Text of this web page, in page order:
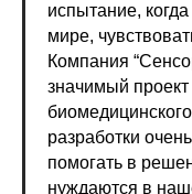
испытание,
мире,
Компания
значимый
разработки
помогать в
нуждаются в